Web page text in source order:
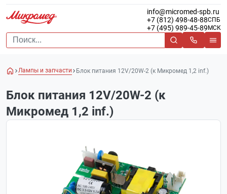
info@micromed-spb.ru
+7 (812) 498-48-88СПБ
+7 (495) 989-45-89 МСК
Лампы и запчасти Блок питания 12V/20W-2 (к Микромед 1,2 inf.)
Блок питания 12V/20W-2 (к
Микромед 1,2 inf.)